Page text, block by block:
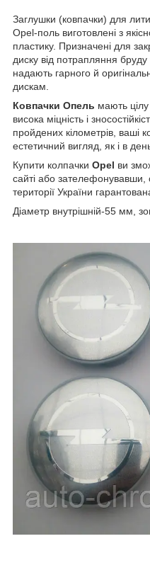
Заглушки (ковпачки) для
Opel-поль виготовлені з
пластику. Призначені для
диску від потрапляння
надають гарного й
дискам.
Ковпачки Опель мають цілу
висока міцність і
пройдених кілометрів, ваші
естетичний вигляд, як і в день
Купити колпачки Opel ви
сайті або зателефонувавши,
території України
Діаметр внутрішній-55 мм,